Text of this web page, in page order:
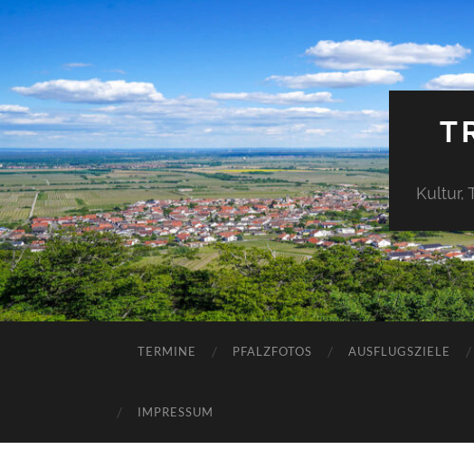
Kultur,
TERMINE PFALZFOTOS AUSFLUGSZIELE
IMPRESSUM